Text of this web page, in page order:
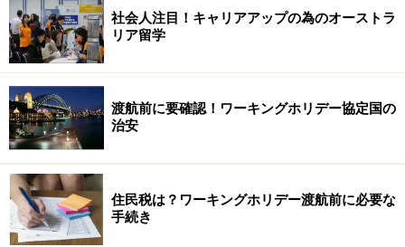
社会人注目！キャリアアップの為のオーストラ
リア留学
渡航前に要確認！ワーキングホリデー協定国の
治安
住民税は？ワーキングホリデー渡航前に必要な
手続き